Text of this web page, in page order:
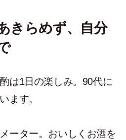
きらめず、自分
は1日の楽しみ。90代に
ます。
ーター。おいしくお酒を